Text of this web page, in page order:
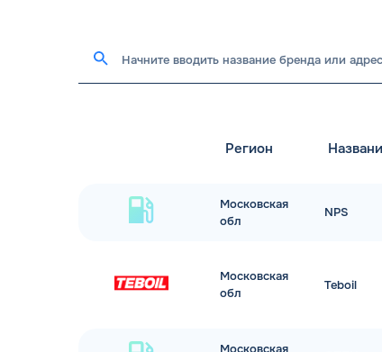
Регион
Московская
обл
NPS
Московская
обл
Teboil